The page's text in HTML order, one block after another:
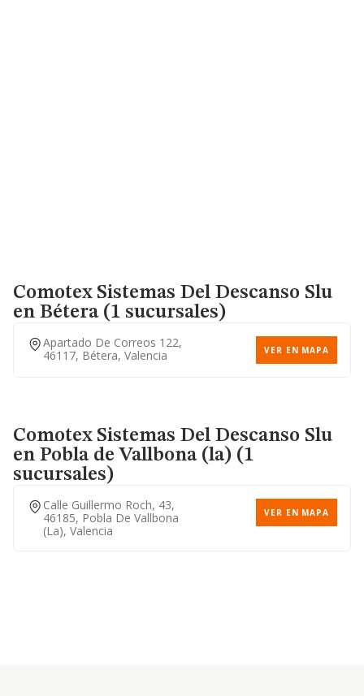
Comotex Sistemas Del Descanso Slu
en Bétera (1 sucursales)
Apartado De Correos 122,
46117, Bétera, Valencia
VER EN MAPA
Comotex Sistemas Del Descanso Slu
en Pobla de Vallbona (la) (1
sucursales)
Calle Guillermo Roch, 43,
46185, Pobla De Vallbona
(la), Valencia
VER EN MAPA